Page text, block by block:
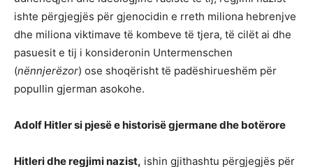
ishte përgjegjës për gjenocidin e rreth miliona hebrenjve
dhe miliona viktimave të kombeve të tjera, të cilët ai dhe
pasuesit e tij i konsideronin Untermenschen
(nënnjerëzor) ose shoqërisht të padëshirueshëm për
popullin gjerman asokohe.
Adolf Hitler si pjesë e historisë gjermane dhe botërore
Hitleri dhe regjimi nazist, ishin gjithashtu përgjegjës për